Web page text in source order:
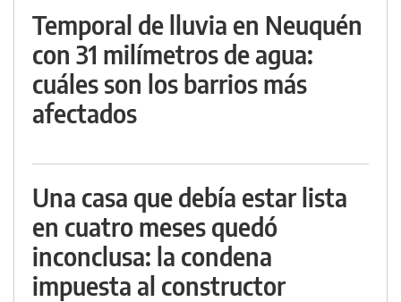
Temporal de lluvia en Neuquén
con 31 milímetros de agua:
cuáles son los barrios más
afectados
Una casa que debía estar lista
en cuatro meses quedó
inconclusa: la condena
impuesta al constructor